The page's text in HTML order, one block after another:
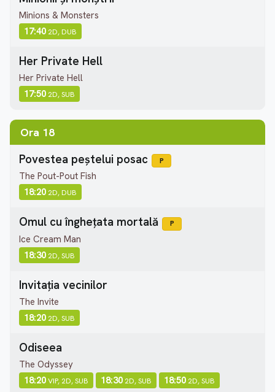
Minions & Monsters
17:40 2D, DUB
Her Private Hell
Her Private Hell
17:50 2D, SUB
Ora 18
Povestea peștelui posac P
The Pout-Pout Fish
18:20 2D, DUB
Omul cu înghețata mortală P
Ice Cream Man
18:30 2D, SUB
Invitația vecinilor
The Invite
18:20 2D, SUB
Odiseea
The Odyssey
18:20VIP, 2D, SUB 18:30 2D, SUB 18:50 2D, SUB